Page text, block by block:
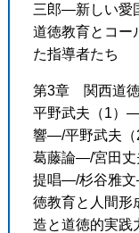
三郎―新しい愛
道徳教育とコー
た指導者たち
第3章 関西道徳
平野武夫（1）
響―/平野武夫（
葛藤論―/宮田丈
提唱―/杉谷雅
徳教育と人間
造と道徳的実